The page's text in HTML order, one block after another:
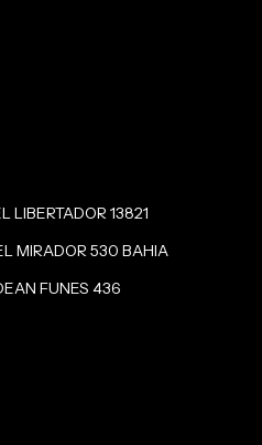
LIBERTADOR 13821
MIRADOR 530 BAHIA
FUNES 436